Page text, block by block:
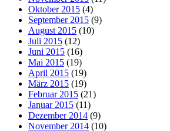
Oktober 2015 (4)
September 2015 (9)
August 2015 (10)
Juli 2015 (12)
Juni 2015 (16)
Mai 2015 (19)
April 2015 (19)
März 2015 (19)
Februar 2015 (21)
Januar 2015 (11)
Dezember 2014 (9)
November 2014 (10)